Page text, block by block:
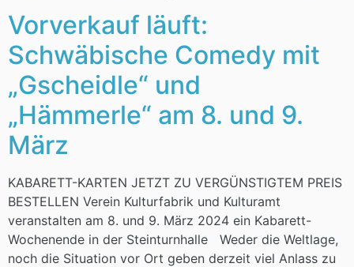
Vorverkauf läuft:
Schwäbische Comedy mit
„Gscheidle“ und
„Hämmerle“ am 8. und 9.
März
KABARETT-KARTEN JETZT ZU VERGÜNSTIGTEM PREIS
BESTELLEN Verein Kulturfabrik und Kulturamt
veranstalten am 8. und 9. März 2024 ein Kabarett-
Wochenende in der Steinturnhalle Weder die Weltlage,
noch die Situation vor Ort geben derzeit viel Anlass zu